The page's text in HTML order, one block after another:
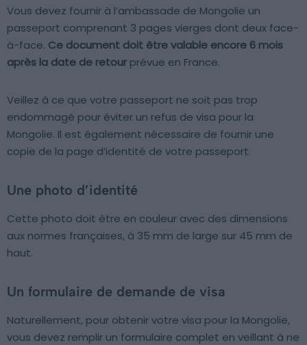
Vous devez fournir à l’ambassade de Mongolie un
passeport comprenant 3 pages vierges dont deux face-
à-face. Ce document doit être valable encore 6 mois
après la date de retour prévue en France.
Veillez à ce que votre passeport ne soit pas trop
endommagé pour éviter un refus de visa pour la
Mongolie. Il est également nécessaire de fournir une
copie de la page d’identité de votre passeport.
Une photo d’identité
Cette photo doit être en couleur avec des dimensions
aux normes françaises, à 35 mm de large sur 45 mm de
haut.
Un formulaire de demande de visa
Naturellement, pour obtenir votre visa pour la Mongolie,
vous devez remplir un formulaire complet en veillant à ne